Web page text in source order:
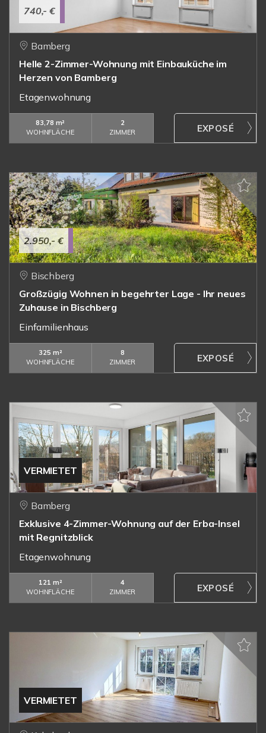
740,- €
Bamberg
Helle 2-Zimmer-Wohnung mit Einbauküche im
Herzen von Bamberg
Etagenwohnung
83,78 m²
WOHNFLÄCHE
2
ZIMMER
2.950,- €
Bischberg
Großzügig Wohnen in begehrter Lage - Ihr neues
Zuhause in Bischberg
Einfamilienhaus
325 m²
WOHNFLÄCHE
8
ZIMMER
VERMIETET
Bamberg
Exklusive 4-Zimmer-Wohnung auf der Erba-Insel
mit Regnitzblick
Etagenwohnung
121 m²
WOHNFLÄCHE
4
ZIMMER
VERMIETET